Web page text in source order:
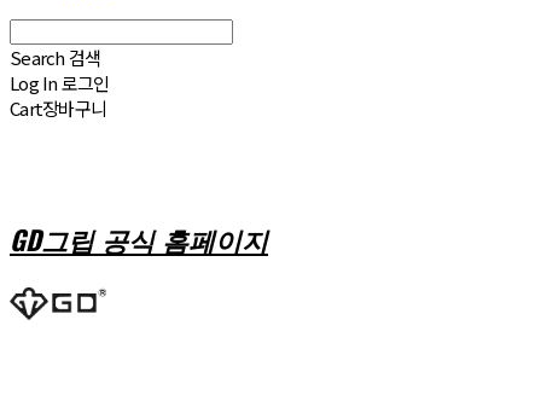
Search 검색
Log In로그인
Cart장바구니
GD그립 공식 홈페이지